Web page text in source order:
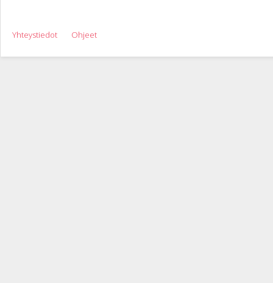
Yhteystiedot Ohjeet